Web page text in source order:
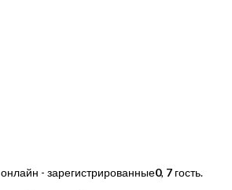
онлайн - зарегистрированные0, 7 гость.